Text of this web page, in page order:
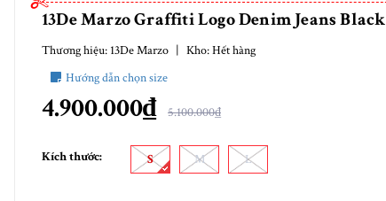
13De Marzo Graffiti Logo Denim Jeans Black
Thương hiệu: 13De Marzo | Kho:Hết hàng
Hướng dẫn chọn size
4.900.000₫ 5.100.000₫
Kích thước: S M L